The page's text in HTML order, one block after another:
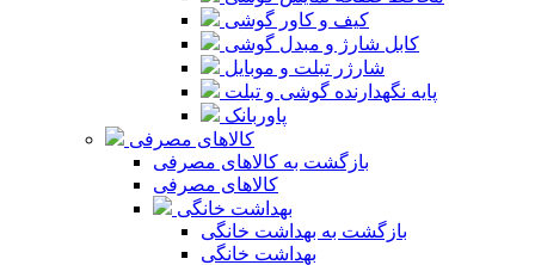
کیف و کاور گوشی
کابل شارژ و مبدل گوشی
شارژر تبلت و موبایل
پایه نگهدارنده گوشی و تبلت
پاوربانک
کالاهای مصرفی
بازگشت به کالاهای مصرفی
کالاهای مصرفی
بهداشت خانگی
بازگشت به بهداشت خانگی
بهداشت خانگی